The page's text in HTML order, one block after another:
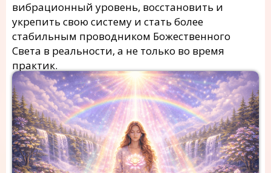
вибрационный уровень, восстановить и
укрепить свою систему и стать более
стабильным проводником Божественного
Света в реальности, а не только во время
практик.